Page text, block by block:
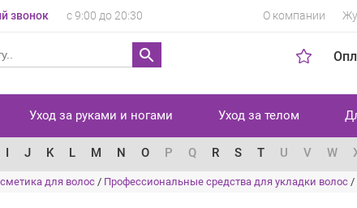
звонок с 9:00 до 20:30 О компании
Уход за руками и ногами Уход за телом
I J K L M N O P Q R S T U V W
для волос / Профессиональные средства для укладки волос /